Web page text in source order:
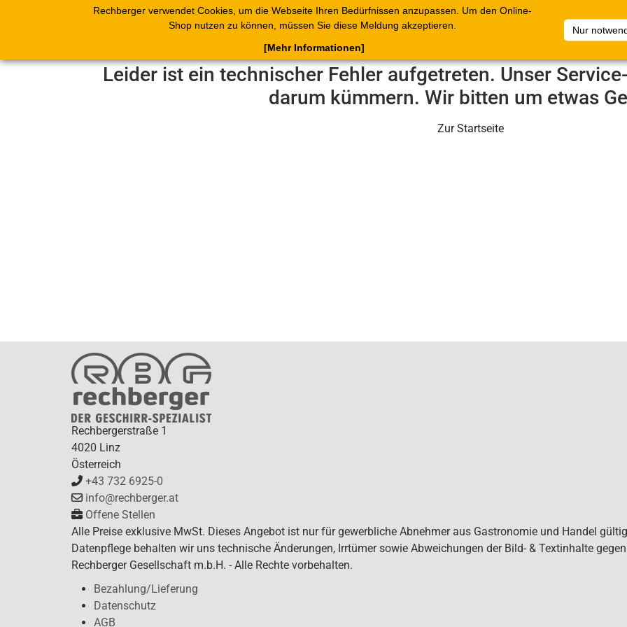
Rechberger verwendet Cookies, um die Webseite Ihren Bedürfnissen anzupassen. Um den Online-
Shop nutzen zu können, müssen Sie diese Meldung akzeptieren.
Nur
[Mehr Informationen]
Shop Blätterkataloge Warenkorb Belege Artikelsammlungen
Leider ist ein technischer Fehler aufgetreten. Unser
darum kümmern. Wir bitten um etwas
Zur Startseite
Rechbergerstraße 1
4020 Linz
Österreich
+43 732 6925-0
info@rechberger.at
Offene Stellen
Alle Preise exklusive MwSt. Dieses Angebot ist nur für gewerbliche Abnehmer aus Gastronomie und Handel
Datenpflege behalten wir uns technische Änderungen, Irrtümer sowie Abweichungen der Bild- & Textinhalte
Rechberger Gesellschaft m.b.H. - Alle Rechte vorbehalten.
Bezahlung/Lieferung
Datenschutz
AGB